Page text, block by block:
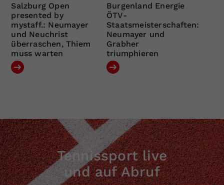
Salzburg Open
presented by
mystaff.: Neumayer
und Neuchrist
überraschen, Thiem
muss warten
Burgenland Energie
ÖTV-
Staatsmeisterschaften:
Neumayer und
Grabher
triumphieren
Tennissport live
und auf Abruf